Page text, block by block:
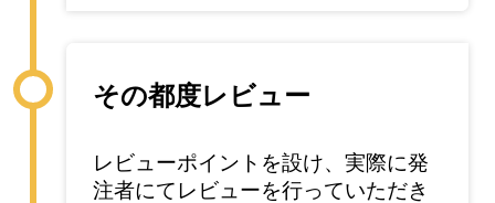
その都度レビュー
レビューポイントを設け、実際に発
注者にてレビューを行っていただき